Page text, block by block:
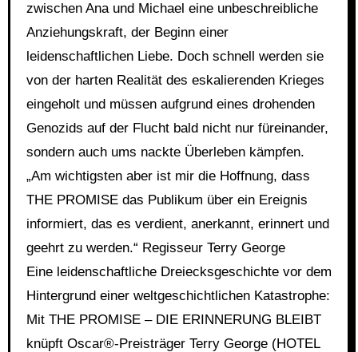
zwischen Ana und Michael eine unbeschreibliche
Anziehungskraft, der Beginn einer
leidenschaftlichen Liebe. Doch schnell werden sie
von der harten Realität des eskalierenden Krieges
eingeholt und müssen aufgrund eines drohenden
Genozids auf der Flucht bald nicht nur füreinander,
sondern auch ums nackte Überleben kämpfen.
„Am wichtigsten aber ist mir die Hoffnung, dass
THE PROMISE das Publikum über ein Ereignis
informiert, das es verdient, anerkannt, erinnert und
geehrt zu werden.“ Regisseur Terry George
Eine leidenschaftliche Dreiecksgeschichte vor dem
Hintergrund einer weltgeschichtlichen Katastrophe:
Mit THE PROMISE – DIE ERINNERUNG BLEIBT
knüpft Oscar®-Preisträger Terry George (HOTEL